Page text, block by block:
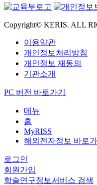
Copyright© KERIS. ALL
이용약관
개인정보처리방침
개인정보 재동의
기관소개
PC 버전 바로가기
메뉴
홈
MyRISS
해외전자정보 바로가
로그인
회원가입
학술연구정보서비스 검색